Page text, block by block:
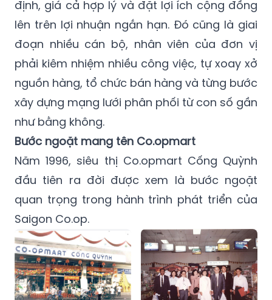
định, giá cả hợp lý và đặt lợi ích cộng đồng
lên trên lợi nhuận ngắn hạn. Đó cũng là giai
đoạn nhiều cán bộ, nhân viên của đơn vị
phải kiêm nhiệm nhiều công việc, tự xoay xở
nguồn hàng, tổ chức bán hàng và từng bước
xây dựng mạng lưới phân phối từ con số gần
như bằng không.
Bước ngoặt mang tên Co.opmart
Năm 1996, siêu thị Co.opmart Cống Quỳnh
đầu tiên ra đời được xem là bước ngoặt
quan trọng trong hành trình phát triển của
Saigon Co.op.